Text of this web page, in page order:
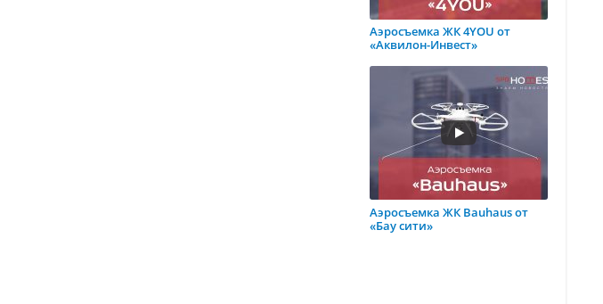
Аэросъемка ЖК 4YOU от
«Аквилон-Инвест»
Аэросъемка ЖК Bauhaus от
«Бау сити»